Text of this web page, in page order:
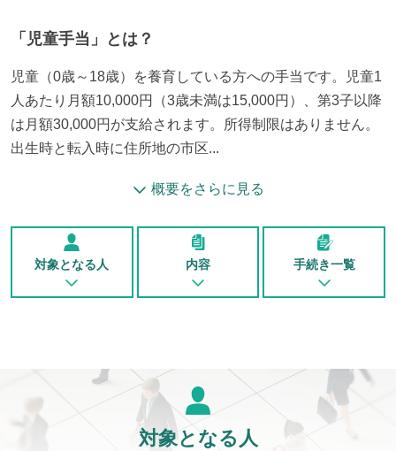
「 児童手当 」とは？
児童（0歳～18歳）を養育している方への手当です。児童1
人あたり月額10,000円（3歳未満は15,000円）、第3子以降
は月額30,000円が支給されます。所得制限はありません。
出生時と転入時に住所地の市区...
概要をさらに見る
対象となる人 内容 手続き一覧
対象となる人